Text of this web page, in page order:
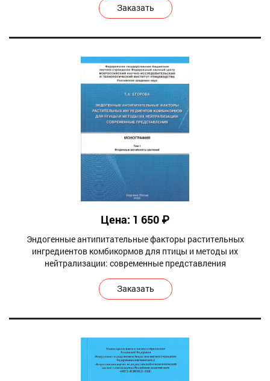
Заказать
Цена: 1 650 ₽
Эндогенные антипитательные факторы растительных
ингредиентов комбикормов для птицы и методы их
нейтрализации: современные представления
Заказать